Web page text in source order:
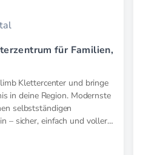
für Familien,
Klettercenter und bringe
in deine Region. Modernste
selbstständigen
– sicher, einfach und voller